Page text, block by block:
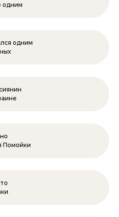
одним
одним
Помойки